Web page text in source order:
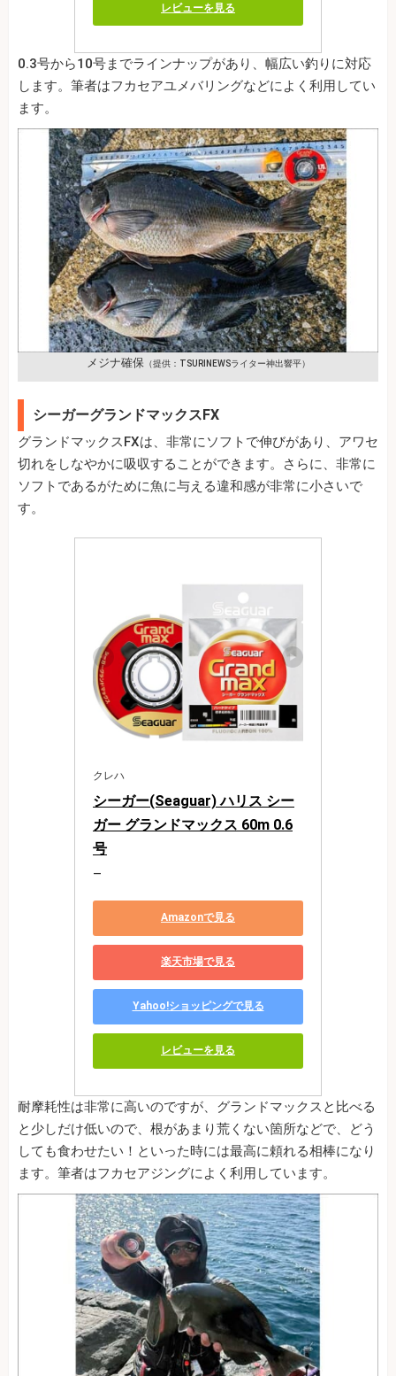
レビューを見る
0.3号から10号までラインナップがあり、幅広い釣りに対応
します。筆者はフカセアユメバリングなどによく利用してい
ます。
メジナ確保 （提供：TSURINEWSライター神出響平）
シーガーグランドマックスFX
グランドマックスFXは、非常にソフトで伸びがあり、アワセ
切れをしなやかに吸収することができます。さらに、非常に
ソフトであるがために魚に与える違和感が非常に小さいで
す。
クレハ
シーガー(Seaguar) ハリス シー
ガー グランドマックス 60m 0.6
号
―
Amazonで見る
楽天市場で見る
Yahoo!ショッピングで見る
レビューを見る
耐摩耗性は非常に高いのですが、グランドマックスと比べる
と少しだけ低いので、根があまり荒くない箇所などで、どう
しても食わせたい！といった時には最高に頼れる相棒になり
ます。筆者はフカセアジングによく利用しています。